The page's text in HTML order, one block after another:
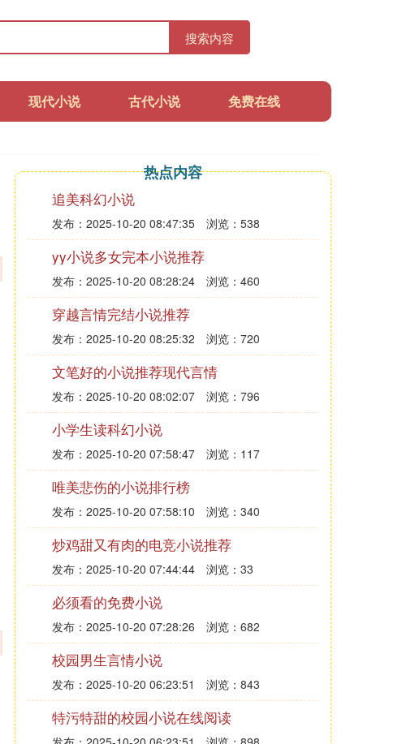
搜索内容
现代小说 古代小说 免费在线
热点内容
追美科幻小说
发布：2025-10-20 08:47:35 浏览：538
yy小说多女完本小说推荐
发布：2025-10-20 08:28:24 浏览：460
穿越言情完结小说推荐
发布：2025-10-20 08:25:32 浏览：720
文笔好的小说推荐现代言情
发布：2025-10-20 08:02:07 浏览：796
小学生读科幻小说
发布：2025-10-20 07:58:47 浏览：117
唯美悲伤的小说排行榜
发布：2025-10-20 07:58:10 浏览：340
炒鸡甜又有肉的电竞小说推荐
发布：2025-10-20 07:44:44 浏览：33
必须看的免费小说
发布：2025-10-20 07:28:26 浏览：682
校园男生言情小说
发布：2025-10-20 06:23:51 浏览：843
特污特甜的校园小说在线阅读